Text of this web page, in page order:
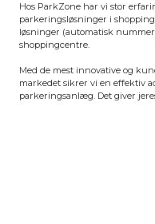
Hos ParkZone har vi stor
parkeringsløsninger i
løsninger (automatisk
shoppingcentre.
Med de mest innovative og
markedet sikrer vi en effektiv
parkeringsanlæg. Det giver